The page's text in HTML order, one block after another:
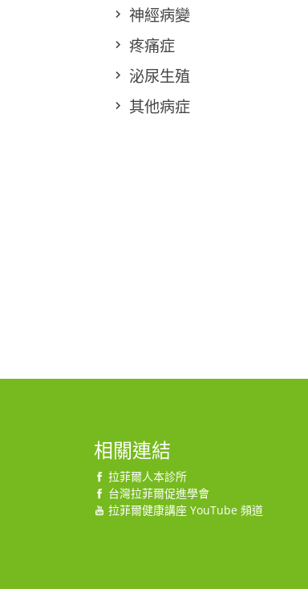
神經病變
疼痛症
泌尿生殖
其他病症
相關連結
拉菲爾人本診所
台灣拉菲爾促進學會
拉菲爾健康講座 YouTube 頻道